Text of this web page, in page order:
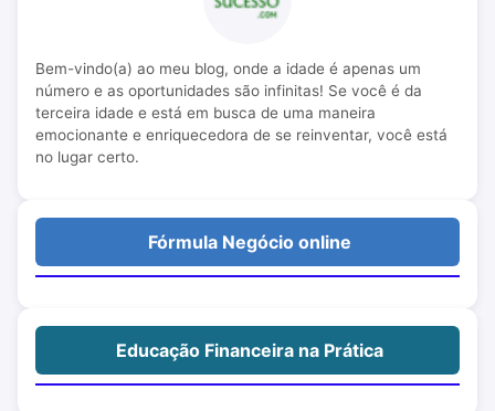
Bem-vindo(a) ao meu blog, onde a idade é apenas um
número e as oportunidades são infinitas! Se você é da
terceira idade e está em busca de uma maneira
emocionante e enriquecedora de se reinventar, você está
no lugar certo.
Fórmula Negócio online
Educação Financeira na Prática